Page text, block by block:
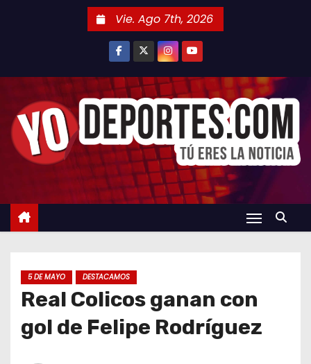
n
Vie. Ago 7th, 2026
5 DE MAYO DESTACAMOS
Real Colicos ganan con
gol de Felipe Rodríguez